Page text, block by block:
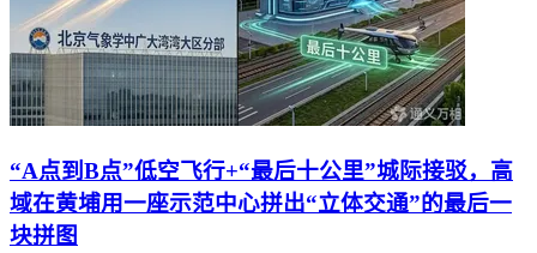
“A点到B点”低空飞行+“最后十公里”城际接驳，高
域在黄埔用一座示范中心拼出“立体交通”的最后一
块拼图